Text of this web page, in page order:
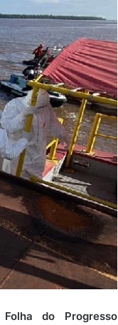
do Progresso